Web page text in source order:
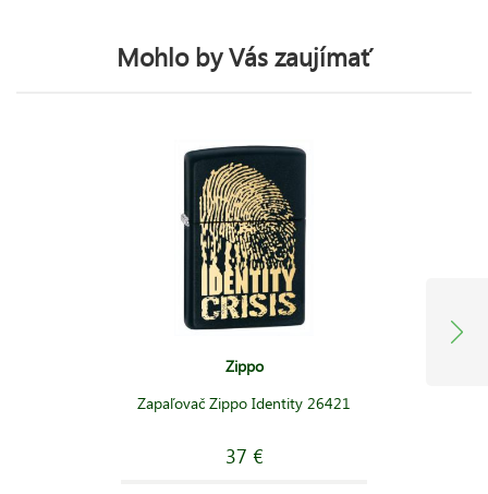
Mohlo by Vás zaujímať
Zippo
Zapaľovač Zippo Identity 26421
37 €